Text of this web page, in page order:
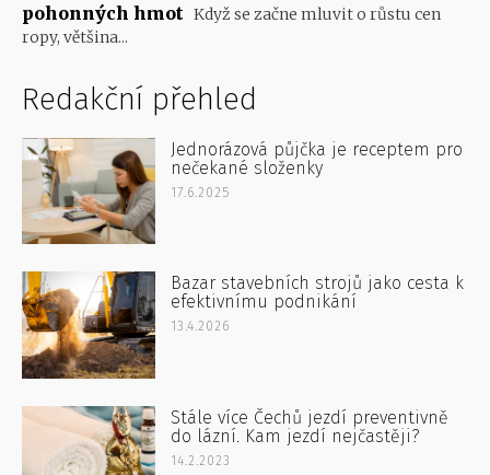
pohonných hmot Když se začne mluvit o růstu cen
ropy, většina...
Redakční přehled
Jednorázová půjčka je receptem pro
nečekané složenky
17.6.2025
Bazar stavebních strojů jako cesta k
efektivnímu podnikání
13.4.2026
Stále více Čechů jezdí preventivně
do lázní. Kam jezdí nejčastěji?
14.2.2023